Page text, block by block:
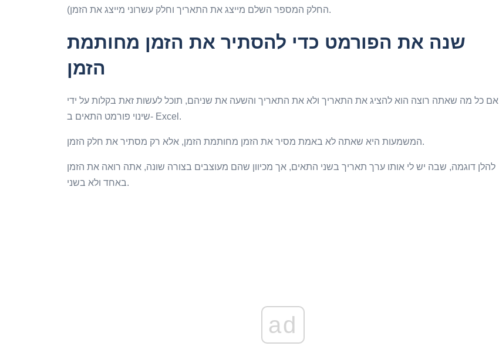
החלק המספר השלם מייצג את התאריך וחלק עשרוני מייצג את הזמן).
שנה את הפורמט כדי להסתיר את הזמן מחותמת
הזמן
אם כל מה שאתה רוצה הוא להציג את התאריך ולא את התאריך והשעה את שניהם, תוכל לעשות זאת בקלות על ידי
שינוי פורמט התאים ב- Excel.
המשמעות היא שאתה לא באמת מסיר את הזמן מחותמת הזמן, אלא רק מסתיר את חלק הזמן.
להלן דוגמה, שבה יש לי אותו ערך תאריך בשני התאים, אך מכיוון שהם מעוצבים בצורה שונה, אתה רואה את הזמן
באחד ולא בשני.
ad